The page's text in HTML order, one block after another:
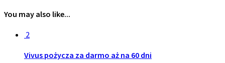
You may also like...
2
Vivus pożycza za darmo aż na 60 dni